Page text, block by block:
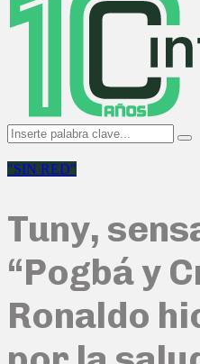
Search
for:
"SIN RED"
Tuny,
“Pogbá y
Ronaldo